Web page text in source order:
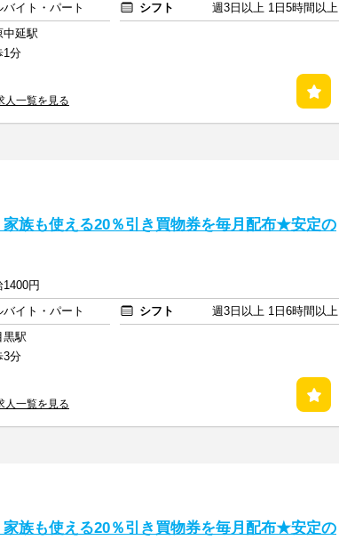
バイト・パート シフト
週3日以上 1日5時間以上
中延駅
1分
人一覧を見る
家族も使える20％引き買物券を毎月配布★安定の
1400円
バイト・パート シフト
週3日以上 1日6時間以上
黒駅
3分
人一覧を見る
家族も使える20％引き買物券を毎月配布★安定の